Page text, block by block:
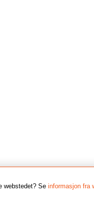
webstedet? Se informasjon fra